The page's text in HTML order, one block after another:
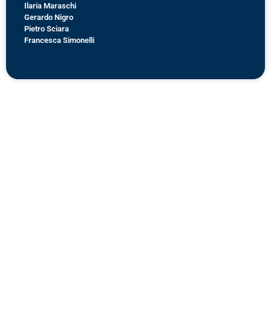
Ilaria Maraschi
Gerardo Nigro
Pietro Sciara
Francesca Simonelli